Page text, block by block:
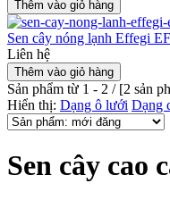
Sen cây nóng lạnh Effegi
Liên hệ
Sản phẩm từ 1 - 2 / [2 sản
Hiển thị: Dạng ô lưới Dạng
Sen cây cao